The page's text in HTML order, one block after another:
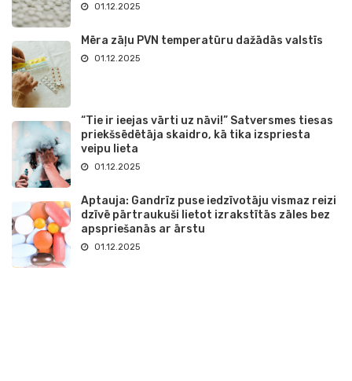
01.12.2025
Mēra zāļu PVN temperatūru dažādās valstīs
01.12.2025
“Tie ir ieejas vārti uz nāvi!” Satversmes tiesas
priekšsēdētāja skaidro, kā tika izspriesta
veipu lieta
01.12.2025
Aptauja: Gandrīz puse iedzīvotāju vismaz reizi
dzīvē pārtraukuši lietot izrakstītās zāles bez
apspriešanās ar ārstu
01.12.2025